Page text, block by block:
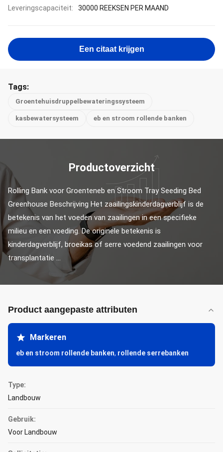
Leveringscapaciteit: 30000 REEKSEN PER MAAND
Een citaat krijgen
Tags:
Groentehuisdruppelbewateringssysteem
kasbewatersysteem eb en stroom rollende banken
Productoverzicht
Rolling Bank voor Groenteneb en Stroom Tray Seeding Bed
Greenhouse Beschrijving Het zaailingskinderdagverblijf is de
betekenis van het voeden van zaailingen in een specifieke
milieu en een voeding. De originele betekenis is
kinderdagverblijf, broeikas of serre voedend zaailingen voor
transplantatie ...
Product aangepaste attributen
Markeren
eb en stroom rollende banken, rollende serrebanken
Type:
Landbouw
Gebruik:
Voor Landbouw